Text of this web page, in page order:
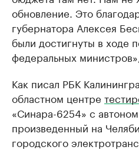
обновление. Это
губернатора Алексея
были достигнуты в ходе
федеральных
Как писал РБК
областном центре
«Синара-6254» с
произведенный на
городского